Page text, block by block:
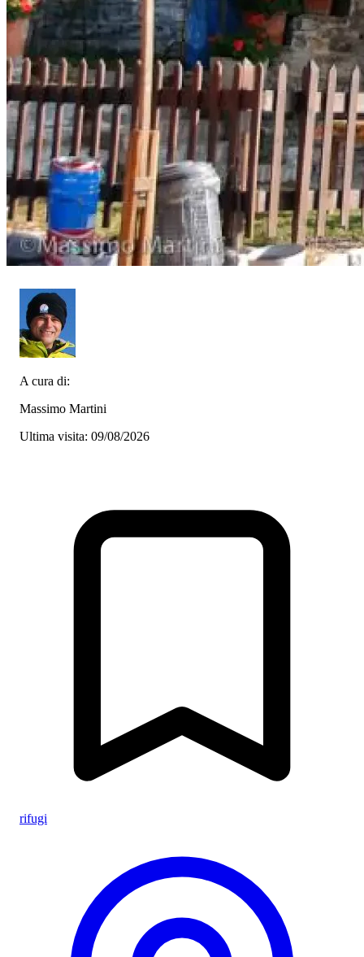
A cura di:
Massimo Martini
Ultima visita: 09/08/2026
rifugi